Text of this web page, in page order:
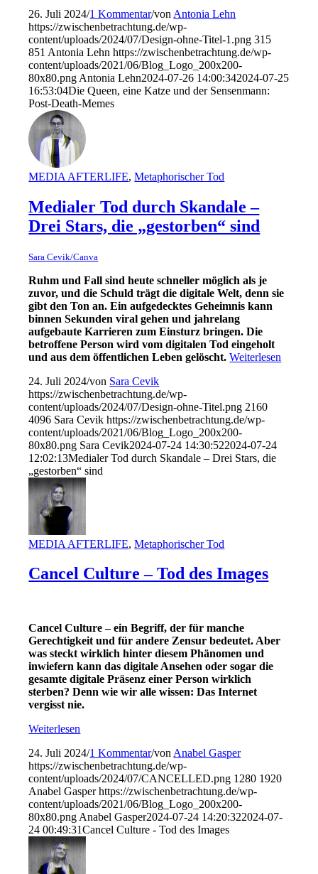
26. Juli 2024/1 Kommentar/von Antonia Lehn
https://zwischenbetrachtung.de/wp-
content/uploads/2024/07/Design-ohne-Titel-1.png 315
851 Antonia Lehn https://zwischenbetrachtung.de/wp-
content/uploads/2021/06/Blog_Logo_200x200-
80x80.png Antonia Lehn2024-07-26 14:00:342024-07-25
16:53:04Die Queen, eine Katze und der Sensenmann:
Post-Death-Memes
MEDIA AFTERLIFE,Metaphorischer Tod
Medialer Tod durch Skandale –
Drei Stars, die „gestorben“ sind
Sara Cevik/Canva
Ruhm und Fall sind heute schneller möglich als je
zuvor, und die Schuld trägt die digitale Welt, denn sie
gibt den Ton an. Ein aufgedecktes Geheimnis kann
binnen Sekunden viral gehen und jahrelang
aufgebaute Karrieren zum Einsturz bringen. Die
betroffene Person wird vom digitalen Tod eingeholt
und aus dem öffentlichen Leben gelöscht. Weiterlesen
24. Juli 2024/von Sara Cevik
https://zwischenbetrachtung.de/wp-
content/uploads/2024/07/Design-ohne-Titel.png 2160
4096 Sara Cevik https://zwischenbetrachtung.de/wp-
content/uploads/2021/06/Blog_Logo_200x200-
80x80.png Sara Cevik2024-07-24 14:30:522024-07-24
12:02:13Medialer Tod durch Skandale – Drei Stars, die
„gestorben“ sind
MEDIA AFTERLIFE,Metaphorischer Tod
Cancel Culture – Tod des Images
Cancel Culture – ein Begriff, der für manche
Gerechtigkeit und für andere Zensur bedeutet. Aber
was steckt wirklich hinter diesem Phänomen und
inwiefern kann das digitale Ansehen oder sogar die
gesamte digitale Präsenz einer Person wirklich
sterben? Denn wie wir alle wissen: Das Internet
vergisst nie.
Weiterlesen
24. Juli 2024/1 Kommentar/von Anabel Gasper
https://zwischenbetrachtung.de/wp-
content/uploads/2024/07/CANCELLED.png 1280 1920
Anabel Gasper https://zwischenbetrachtung.de/wp-
content/uploads/2021/06/Blog_Logo_200x200-
80x80.png Anabel Gasper2024-07-24 14:20:322024-07-
24 00:49:31Cancel Culture - Tod des Images